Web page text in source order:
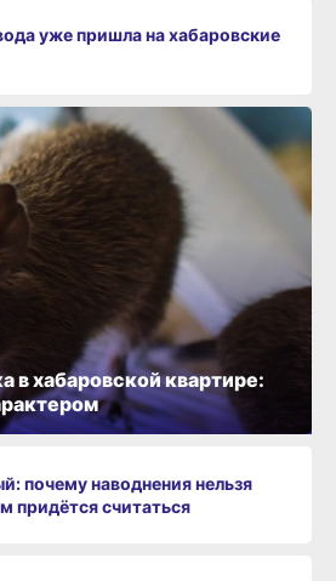
уже пришла на хабаровские
почему наводнения нельзя
придётся считаться
в хабаровской квартире: